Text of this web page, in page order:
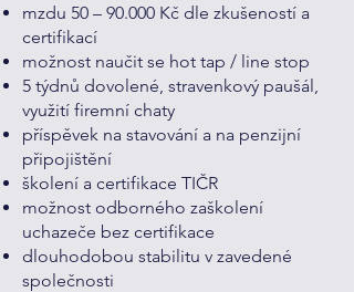
mzdu 50 – 90.000 Kč dle zkušeností a
certifikací
možnost naučit se hot tap / line stop
5 týdnů dovolené, stravenkový paušál,
využití firemní chaty
příspěvek na stavování a na penzijní
připojištění
školení a certifikace TIČR
možnost odborného zaškolení
uchazeče bez certifikace
dlouhodobou stabilitu v zavedené
společnosti